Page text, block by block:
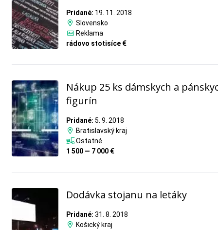
Pridané: 19. 11. 2018
Slovensko
Reklama
rádovo stotisíce €
Nákup 25 ks dámskych a
figurín
Pridané: 5. 9. 2018
Bratislavský kraj
Ostatné
1 500 — 7 000 €
Dodávka stojanu na letáky
Pridané: 31. 8. 2018
Košický kraj